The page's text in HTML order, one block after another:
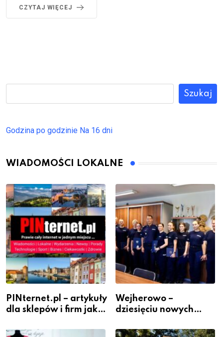
CZYTAJ WIĘCEJ
Szukaj
Godzina po godzinie Na 16 dni
WIADOMOŚCI LOKALNE
PINternet.pl – artykuły
dla sklepów i firm jako
widoczność
Wejherowo –
dziesięciu nowych
szeregach Komendy